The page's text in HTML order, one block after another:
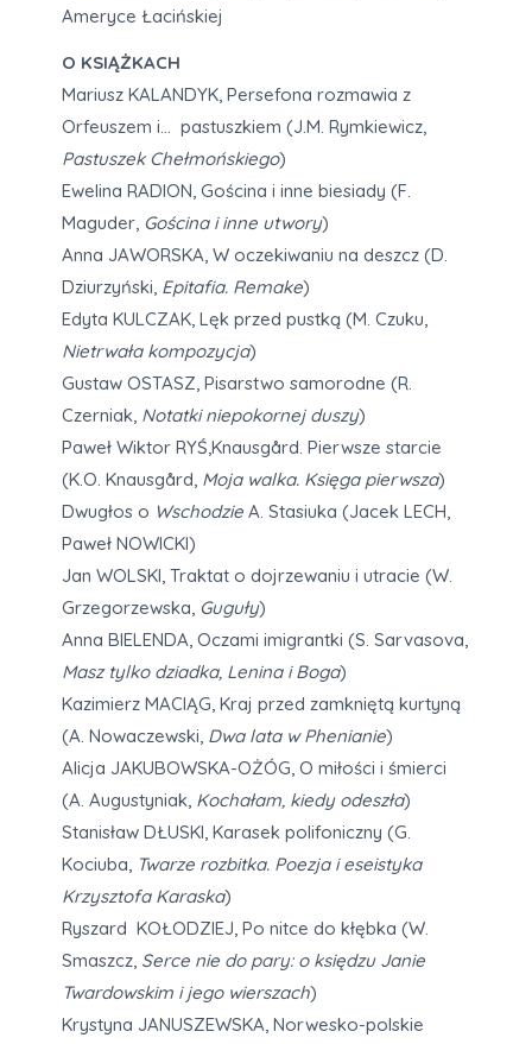
Ameryce Łacińskiej
O KSIĄŻKACH
Mariusz KALANDYK, Persefona rozmawia z
Orfeuszem i… pastuszkiem (J.M. Rymkiewicz,
Pastuszek Chełmońskiego)
Ewelina RADION, Gościna i inne biesiady (F.
Maguder, Gościna i inne utwory)
Anna JAWORSKA, W oczekiwaniu na deszcz (D.
Dziurzyński, Epitafia. Remake)
Edyta KULCZAK, Lęk przed pustką (M. Czuku,
Nietrwała kompozycja)
Gustaw OSTASZ, Pisarstwo samorodne (R.
Czerniak, Notatki niepokornej duszy)
Paweł Wiktor RYŚ,Knausgård. Pierwsze starcie
(K.O. Knausgård, Moja walka. Księga pierwsza)
Dwugłos o Wschodzie A. Stasiuka (Jacek LECH,
Paweł NOWICKI)
Jan WOLSKI, Traktat o dojrzewaniu i utracie (W.
Grzegorzewska, Guguły)
Anna BIELENDA, Oczami imigrantki (S. Sarvasova,
Masz tylko dziadka, Lenina i Boga)
Kazimierz MACIĄG, Kraj przed zamkniętą kurtyną
(A. Nowaczewski, Dwa lata w Phenianie)
Alicja JAKUBOWSKA-OŻÓG, O miłości i śmierci
(A. Augustyniak, Kochałam, kiedy odeszła)
Stanisław DŁUSKI, Karasek polifoniczny (G.
Kociuba, Twarze rozbitka. Poezja i eseistyka
Krzysztofa Karaska)
Ryszard KOŁODZIEJ, Po nitce do kłębka (W.
Smaszcz, Serce nie do pary: o księdzu Janie
Twardowskim i jego wierszach)
Krystyna JANUSZEWSKA, Norwesko-polskie